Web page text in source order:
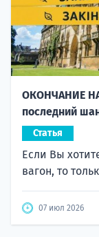
ОКОНЧАНИЕ
последний
Статья
Если Вы
вагон, то
07 июл 2026